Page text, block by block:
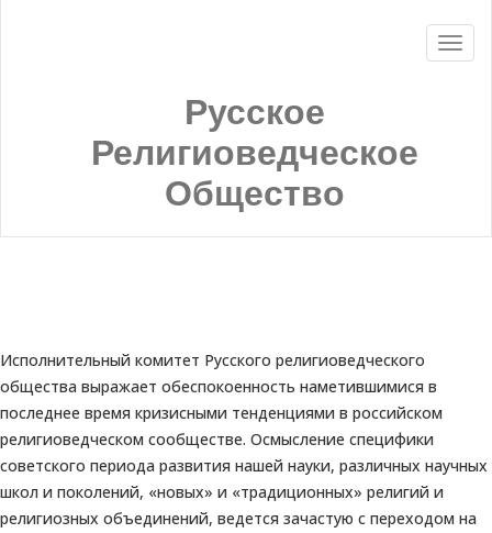
Русское
Религиоведческое
Общество
Исполнительный комитет Русского религиоведческого
общества выражает обеспокоенность наметившимися в
последнее время кризисными тенденциями в российском
религиоведческом сообществе. Осмысление специфики
советского периода развития нашей науки, различных научных
школ и поколений, «новых» и «традиционных» религий и
религиозных объединений, ведется зачастую с переходом на